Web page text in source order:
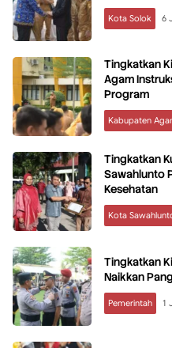
Kota Solok 6
Tingkatkan
Agam
Program
Kabupaten
Tingkatkan
Sawahlunto
Kesehatan
Kota
Tingkatkan
Naikkan
Pemerintah 1